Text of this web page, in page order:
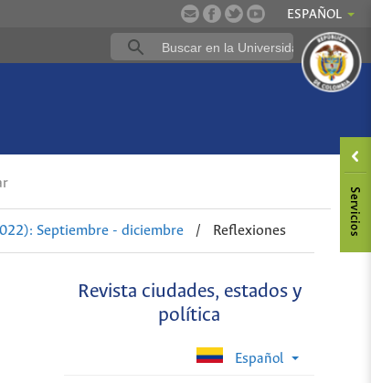
ESPAÑOL
Septiembre - diciembre / Reflexiones
Revista ciudades, estados y
política
Español